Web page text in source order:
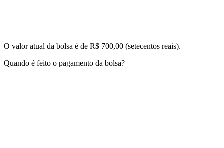
O valor atual da bolsa é de R$ 700,00 (setecentos reais).
Quando é feito o pagamento da bolsa?